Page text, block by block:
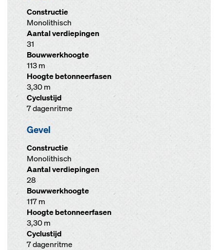
Constructie
Monolithisch
Aantal verdiepingen
31
Bouwwerkhoogte
113 m
Hoogte betonneerfasen
3,30 m
Cyclustijd
7 dagenritme
Gevel
Constructie
Monolithisch
Aantal verdiepingen
28
Bouwwerkhoogte
117 m
Hoogte betonneerfasen
3,30 m
Cyclustijd
7 dagenritme